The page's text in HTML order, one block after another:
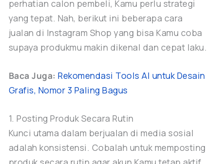
perhatian calon pembeli, Kamu perlu strategi
yang tepat. Nah, berikut ini beberapa cara
jualan di Instagram Shop yang bisa Kamu coba
supaya produkmu makin dikenal dan cepat laku.
Baca Juga: Rekomendasi Tools AI untuk Desain
Grafis, Nomor 3 Paling Bagus
1. Posting Produk Secara Rutin
Kunci utama dalam berjualan di media sosial
adalah konsistensi. Cobalah untuk memposting